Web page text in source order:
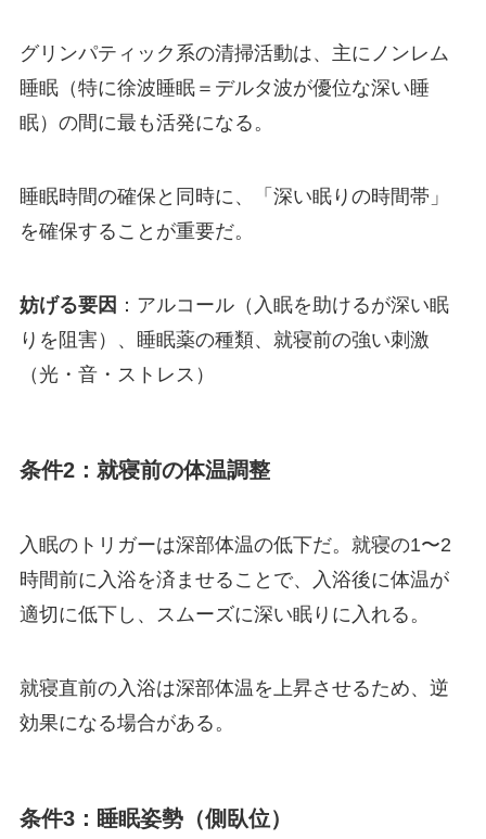
グリンパティック系の清掃活動は、主にノンレム
睡眠（特に徐波睡眠＝デルタ波が優位な深い睡
眠）の間に最も活発になる。
睡眠時間の確保と同時に、「深い眠りの時間帯」
を確保することが重要だ。
妨げる要因 ：アルコール（入眠を助けるが深い眠
りを阻害）、睡眠薬の種類、就寝前の強い刺激
（光・音・ストレス）
条件2：就寝前の体温調整
入眠のトリガーは深部体温の低下だ。就寝の1〜2
時間前に入浴を済ませることで、入浴後に体温が
適切に低下し、スムーズに深い眠りに入れる。
就寝直前の入浴は深部体温を上昇させるため、逆
効果になる場合がある。
条件3：睡眠姿勢（側臥位）